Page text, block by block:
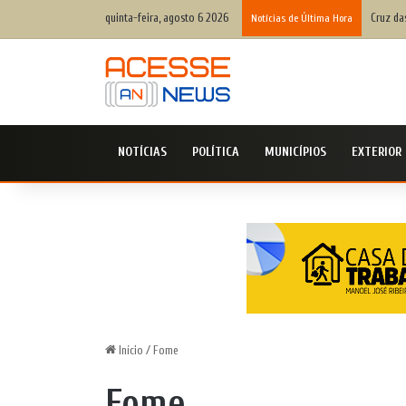
quinta-feira, agosto 6 2026 Notícias de Última Hora Defesa
NOTÍCIAS POLÍTICA MUNICÍPIOS EXTERIOR
Início / Fome